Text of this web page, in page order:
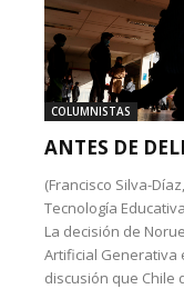
COLUMNISTAS
ANTES DE
(Francisco Silva-
Tecnología
La decisión de
Artificial Generativa
discusión que Chile